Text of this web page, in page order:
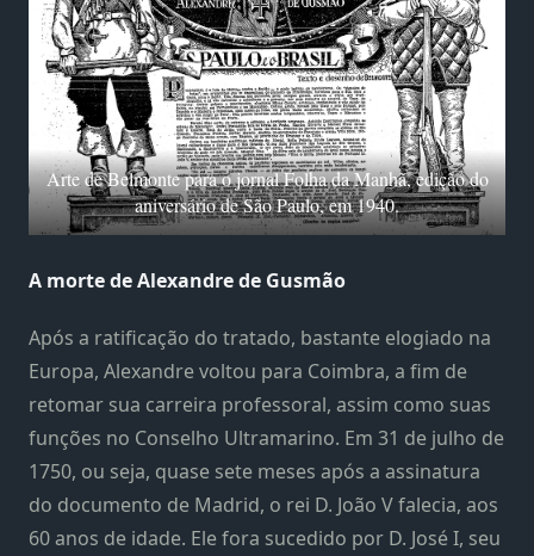
Arte de Belmonte para o jornal Folha da Manhã, edição do
aniversário de São Paulo, em 1940.
A morte de Alexandre de Gusmão
Após a ratificação do tratado, bastante elogiado na
Europa, Alexandre voltou para Coimbra, a fim de
retomar sua carreira professoral, assim como suas
funções no Conselho Ultramarino. Em 31 de julho de
1750, ou seja, quase sete meses após a assinatura
do documento de Madrid, o rei D. João V falecia, aos
60 anos de idade. Ele fora sucedido por D. José I, seu